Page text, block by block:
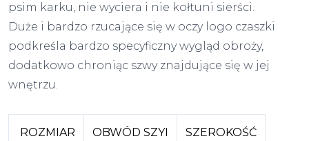
psim karku, nie wyciera i nie kołtuni sierści.
Duże i bardzo rzucające się w oczy logo czaszki
podkreśla bardzo specyficzny wygląd obroży,
dodatkowo chroniąc szwy znajdujące się w jej
wnętrzu.
ROZMIAR OBWÓD SZYI SZEROKOŚĆ